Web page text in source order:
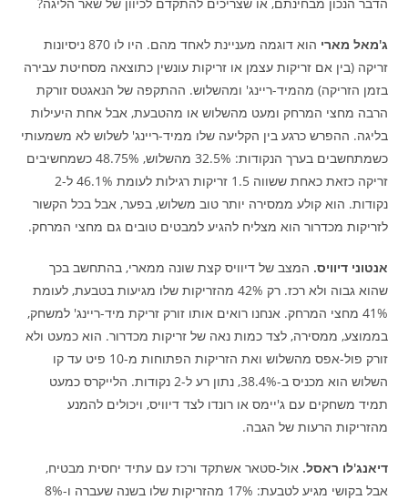
ג'מאל מארי
הוא דוגמה מעניינת לאחד מהם. היו לו 870 ניסיונות
זריקה (בין אם זריקות עצמן או זריקות עונשין כתוצאה מסחיטת עבירה
בזמן הזריקה) מהמיד-ריינג' ומהשלוש. ההתקפה של הנאגטס זורקת
הרבה מחצי המרחק ומעט מהשלוש או מהטבעת, אבל אחת היעילות
בליגה. ההפרש כרגע בין הקליעה שלו ממיד-ריינג' לשלוש לא משמעותי
כשמתחשבים בערך הנקודות: 32.5% מהשלוש, 48.75% כשמחשיבים
זריקה כזאת כאחת ששווה 1.5 זריקות רגילות לעומת 46.1% ל-2
נקודות. הוא קולע ממסירה יותר טוב משלוש, בפער, אבל בכל הקשור
לזריקות מכדרור הוא מצליח להגיע למבטים טובים גם מחצי המרחק.
אנטוני דיוויס. המצב של דיוויס קצת שונה ממארי, בהתחשב בכך
שהוא גבוה ולא רכז. רק 42% מהזריקות שלו מגיעות בטבעת, לעומת
41% מחצי המרחק. אנחנו רואים אותו זורק זריקת מיד-ריינג' למשחק,
בממוצע, ממסירה, לצד כמות נאה של זריקות מכדרור. הוא כמעט ולא
זורק פול-אפס מהשלוש ואת הזריקות הפתוחות מ-10 פיט עד קו
השלוש הוא מכניס ב-38.4%, נתון רע ל-2 נקודות. הלייקרס כמעט
תמיד משחקים עם ג'יימס או רונדו לצד דיוויס, ויכולים להמנע
מהזריקות הרעות של הגבה.
דיאנג'לו ראסל.אול-סטאר אשתקד ורכז עם עתיד יחסית מבטיח,
אבל בקושי מגיע לטבעת: 17% מהזריקות שלו בשנה שעברה ו-8%